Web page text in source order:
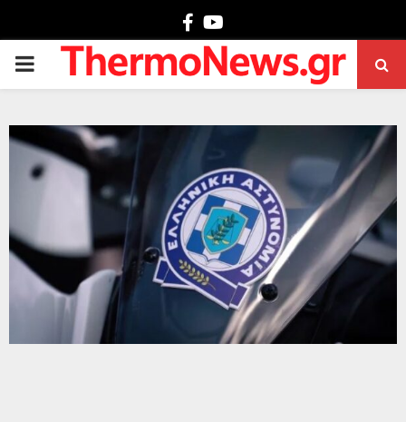
Facebook
PRIMARY